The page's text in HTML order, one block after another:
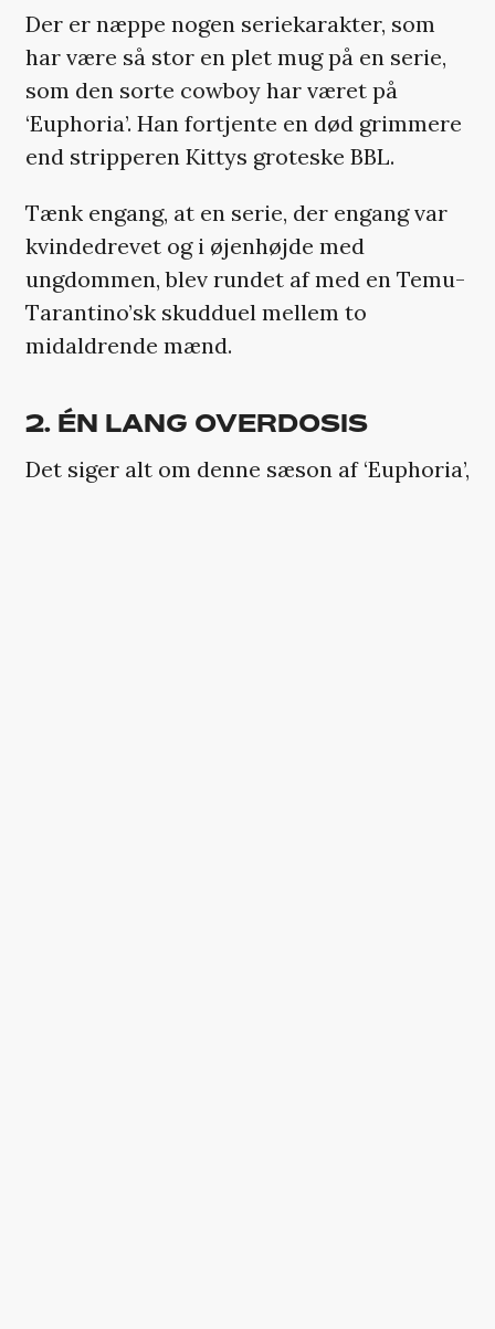
Der er næppe nogen seriekarakter, som
har være så stor en plet mug på en serie,
som den sorte cowboy har været på
‘Euphoria’. Han fortjente en død grimmere
end stripperen Kittys groteske BBL.
Tænk engang, at en serie, der engang var
kvindedrevet og i øjenhøjde med
ungdommen, blev rundet af med en Temu-
Tarantino’sk skudduel mellem to
midaldrende mænd.
2. ÉN LANG OVERDOSIS
Det siger alt om denne sæson af ‘Euphoria’,